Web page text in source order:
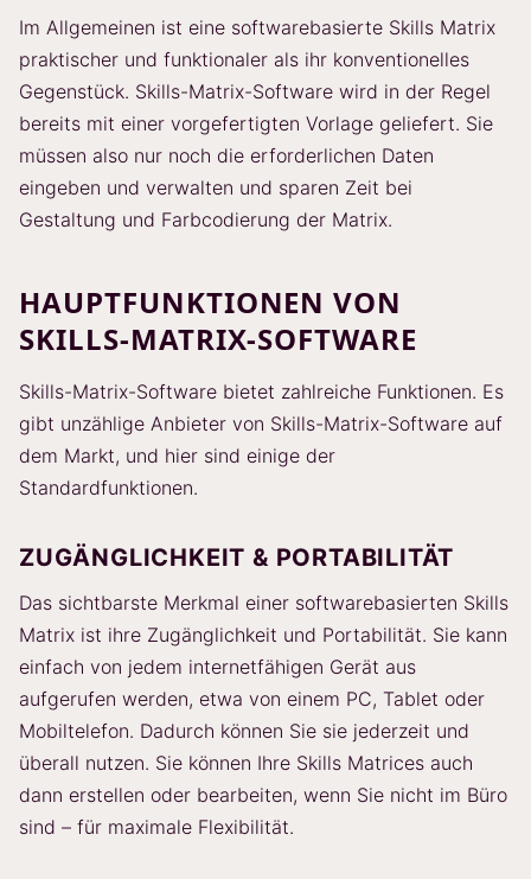
Im Allgemeinen ist eine softwarebasierte Skills Matrix
praktischer und funktionaler als ihr konventionelles
Gegenstück. Skills-Matrix-Software wird in der Regel
bereits mit einer vorgefertigten Vorlage geliefert. Sie
müssen also nur noch die erforderlichen Daten
eingeben und verwalten und sparen Zeit bei
Gestaltung und Farbcodierung der Matrix.
HAUPTFUNKTIONEN VON
SKILLS-MATRIX-SOFTWARE
Skills-Matrix-Software bietet zahlreiche Funktionen. Es
gibt unzählige Anbieter von Skills-Matrix-Software auf
dem Markt, und hier sind einige der
Standardfunktionen.
ZUGÄNGLICHKEIT & PORTABILITÄT
Das sichtbarste Merkmal einer softwarebasierten Skills
Matrix ist ihre Zugänglichkeit und Portabilität. Sie kann
einfach von jedem internetfähigen Gerät aus
aufgerufen werden, etwa von einem PC, Tablet oder
Mobiltelefon. Dadurch können Sie sie jederzeit und
überall nutzen. Sie können Ihre Skills Matrices auch
dann erstellen oder bearbeiten, wenn Sie nicht im Büro
sind – für maximale Flexibilität.